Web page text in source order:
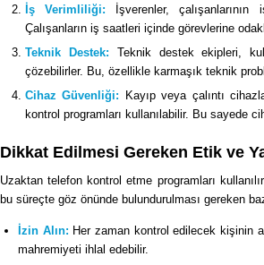
İş Verimliliği: İşverenler, çalışanlarının
Çalışanların iş saatleri içinde görevlerine
Teknik Destek: Teknik destek ekipleri,
çözebilirler. Bu, özellikle karmaşık teknik
Cihaz Güvenliği: Kayıp veya çalıntı
kontrol programları kullanılabilir. Bu sayede
Dikkat Edilmesi Gereken Etik ve
Uzaktan telefon kontrol etme programları
bu süreçte göz önünde bulundurulması gereken
İzin Alın: Her zaman kontrol edilecek kişinin
mahremiyeti ihlal edebilir.